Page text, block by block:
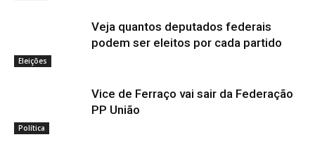
Eleições
Veja quantos deputados federais
podem ser eleitos por cada partido
Política
Vice de Ferraço vai sair da Federação
PP União